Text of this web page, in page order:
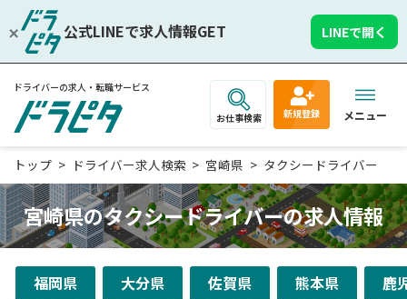
公式LINEで求人情報GET LINEで開く
ドライバーの求人・転職サービス
お仕事検索 新規登録 メニュー
トップ ドライバー求人検索 宮崎県 タクシードライバー
宮崎県のタクシードライバーの求人情報
福岡県 大分県 佐賀県 熊本県 鹿